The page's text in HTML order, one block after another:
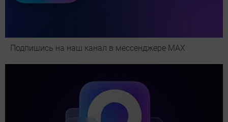
Подпишись на наш канал в мессенджере МАХ